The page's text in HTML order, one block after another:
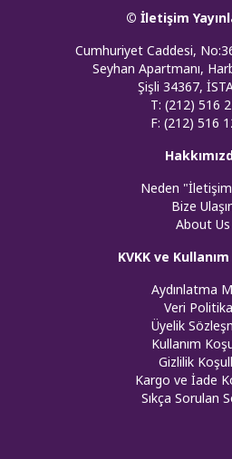
© İletişim
Cumhuriyet Caddesi,
Seyhan Apartmanı,
Şişli 34367,
T: (212) 516
F: (212) 516
Neden
Bize
About Us
KVKK ve
Aydınlatma
Veri
Üyelik
Kullanım
Gizlilik
Kargo ve İade
Sıkça Sorulan